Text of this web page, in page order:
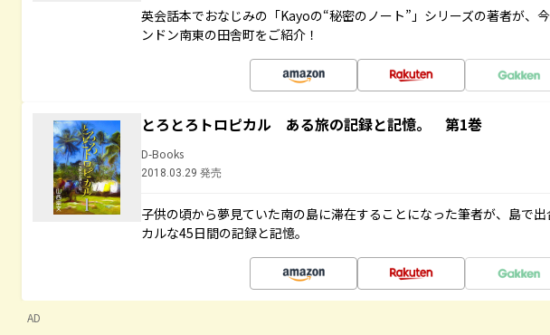
英会話本でおなじみの「Kayoの“秘密のノート”」シリーズの著者が、
ンドン南東の田舎町をご紹介！
とろとろトロピカル ある旅の記録と記憶。 第1巻
D-Books
2018.03.29 発売
子供の頃から夢見ていた南の島に滞在することになった筆者が、島で
カルな45日間の記録と記憶。
AD